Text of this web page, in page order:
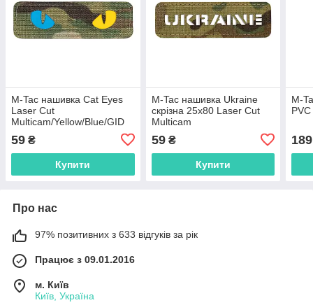
M-Tac нашивка Cat Eyes
Laser Cut
Multicam/Yellow/Blue/GID
59 ₴
Купити
M-Tac нашивка Ukraine
скрізна 25х80 Laser Cut
Multicam
59₴
Купити
M-
189
Про нас
97% позитивних з 633 відгуків за рік
Працює з 09.01.2016
м. Київ
Київ, Україна